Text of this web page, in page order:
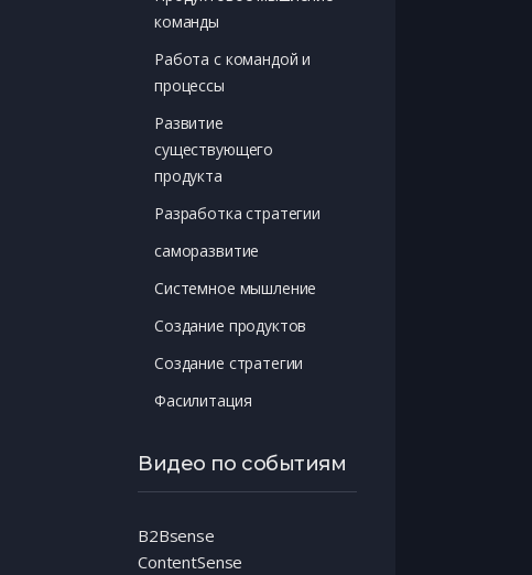
команды
Работа с командой и
процессы
Развитие
существующего
продукта
Разработка стратегии
саморазвитие
Системное мышление
Создание продуктов
Создание стратегии
Фасилитация
Видео по событиям
B2Bsense
ContentSense